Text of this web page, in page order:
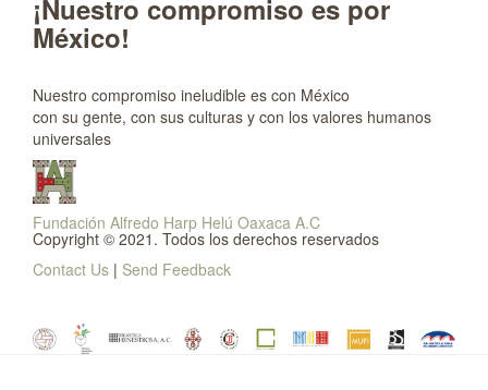
¡Nuestro compromiso es por
México!
Nuestro compromiso ineludible es con México
con su gente, con sus culturas y con los valores humanos
universales
Fundación Alfredo Harp Helú Oaxaca A.C
Copyright © 2021. Todos los derechos reservados
Contact Us | Send Feedback